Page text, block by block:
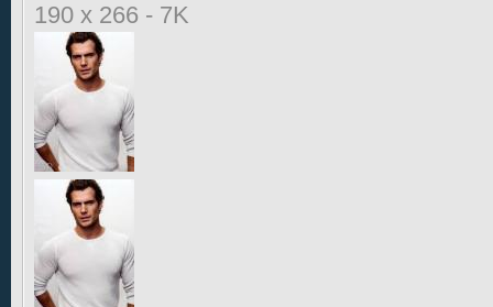
190 x 266 - 7K